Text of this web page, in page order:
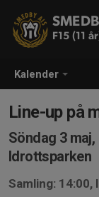
Kalender
F15 (11
Line-up på
Söndag 3 maj,
Idrottsparken
Samling: